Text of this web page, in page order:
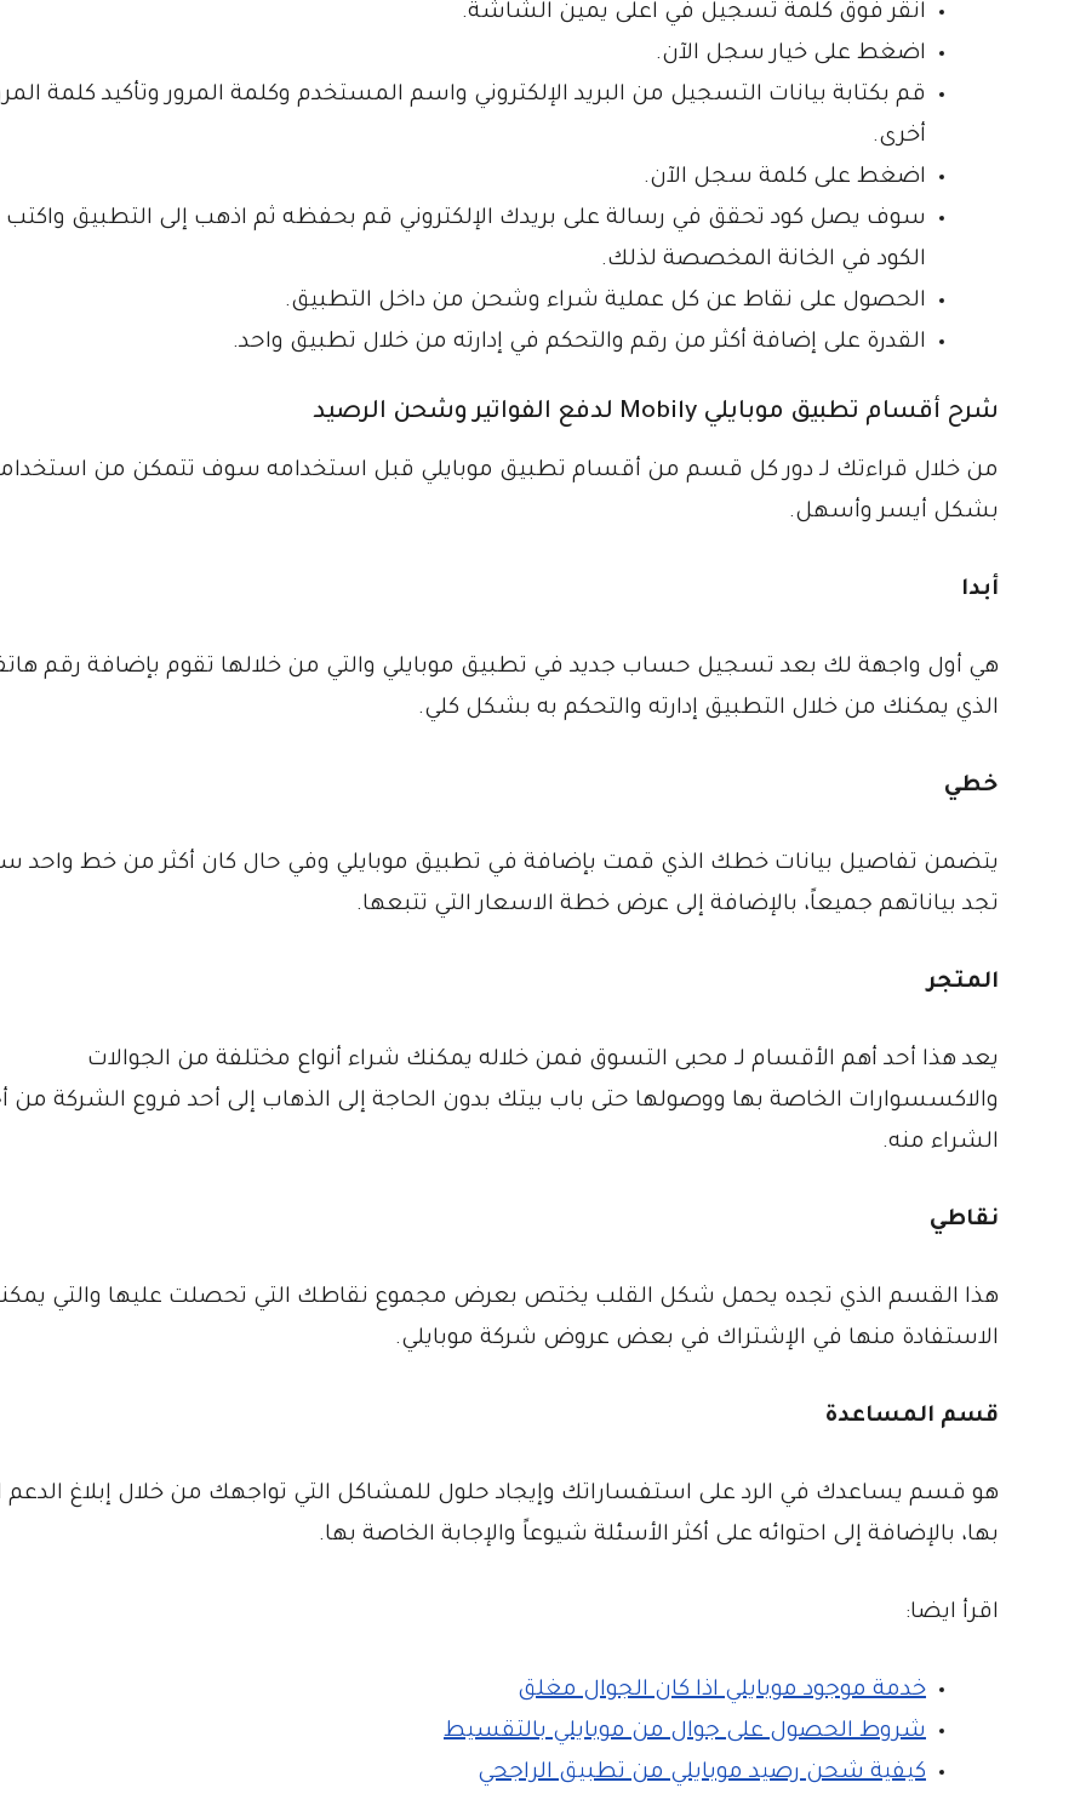
انقر فوق كلمة تسجيل في اعلى يمين الشاشة.
اضغط على خيار سجل الآن.
قم بكتابة بيانات التسجيل من البريد الإلكتروني واسم المستخدم وكلمة المرور وتأكيد كلمة
أخرى.
اضغط على كلمة سجل الآن.
سوف يصل كود تحقق في رسالة على بريدك الإلكتروني قم بحفظه ثم اذهب إلى التطبيق واكتب
الكود في الخانة المخصصة لذلك.
الحصول على نقاط عن كل عملية شراء وشحن من داخل التطبيق.
القدرة على إضافة أكثر من رقم والتحكم في إدارته من خلال تطبيق واحد.
شرح أقسام تطبيق موبايلي Mobily لدفع الفواتير وشحن الرصيد
من خلال قراءتك لـ دور كل قسم من أقسام تطبيق موبايلي قبل استخدامه سوف تتمكن من
بشكل أيسر وأسهل.
أبدا
هي أول واجهة لك بعد تسجيل حساب جديد في تطبيق موبايلي والتي من خلالها تقوم بإضافة رقم
الذي يمكنك من خلال التطبيق إدارته والتحكم به بشكل كلي.
خطي
يتضمن تفاصيل بيانات خطك الذي قمت بإضافة في تطبيق موبايلي وفي حال كان أكثر من خط واحد
تجد بياناتهم جميعاً، بالإضافة إلى عرض خطة الاسعار التي تتبعها.
المتجر
يعد هذا أحد أهم الأقسام لـ محبى التسوق فمن خلاله يمكنك شراء أنواع مختلفة من الجوالات
والاكسسوارات الخاصة بها ووصولها حتى باب بيتك بدون الحاجة إلى الذهاب إلى أحد فروع الشركة من
الشراء منه.
نقاطي
هذا القسم الذي تجده يحمل شكل القلب يختص بعرض مجموع نقاطك التي تحصلت عليها والتي
الاستفادة منها في الإشتراك في بعض عروض شركة موبايلي.
قسم المساعدة
هو قسم يساعدك في الرد على استفساراتك وإيجاد حلول للمشاكل التي تواجهك من خلال إبلاغ الدعم
بها، بالإضافة إلى احتوائه على أكثر الأسئلة شيوعاً والإجابة الخاصة بها.
اقرأ ايضا:
خدمة موجود موبايلي اذا كان الجوال مغلق
شروط الحصول على جوال من موبايلي بالتقسيط
كيفية شحن رصيد موبايلي من تطبيق الراجحي